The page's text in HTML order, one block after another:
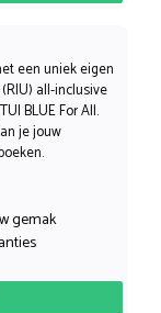
een uniek eigen
all-inclusive
BLUE For All.
je jouw
gemak